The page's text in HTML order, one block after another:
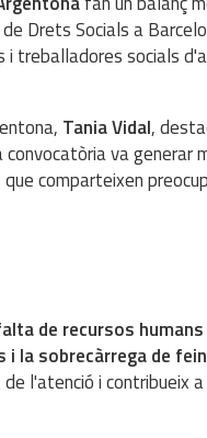
Drets Socials a
i treballadores socials
Tania Vidal,
convocatòria va
comparteixen
de recursos
la sobrecàrrega de
l'atenció i contribueix